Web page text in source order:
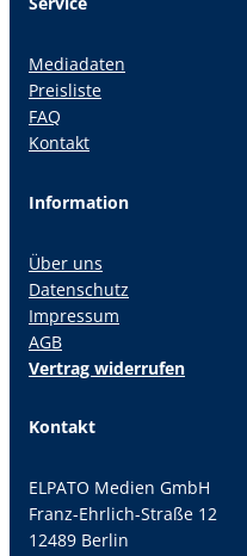
Mediadaten
Preisliste
FAQ
Kontakt
Information
Über uns
Datenschutz
Impressum
AGB
Vertrag widerrufen
Kontakt
ELPATO Medien GmbH
Franz-Ehrlich-Straße 12
12489 Berlin